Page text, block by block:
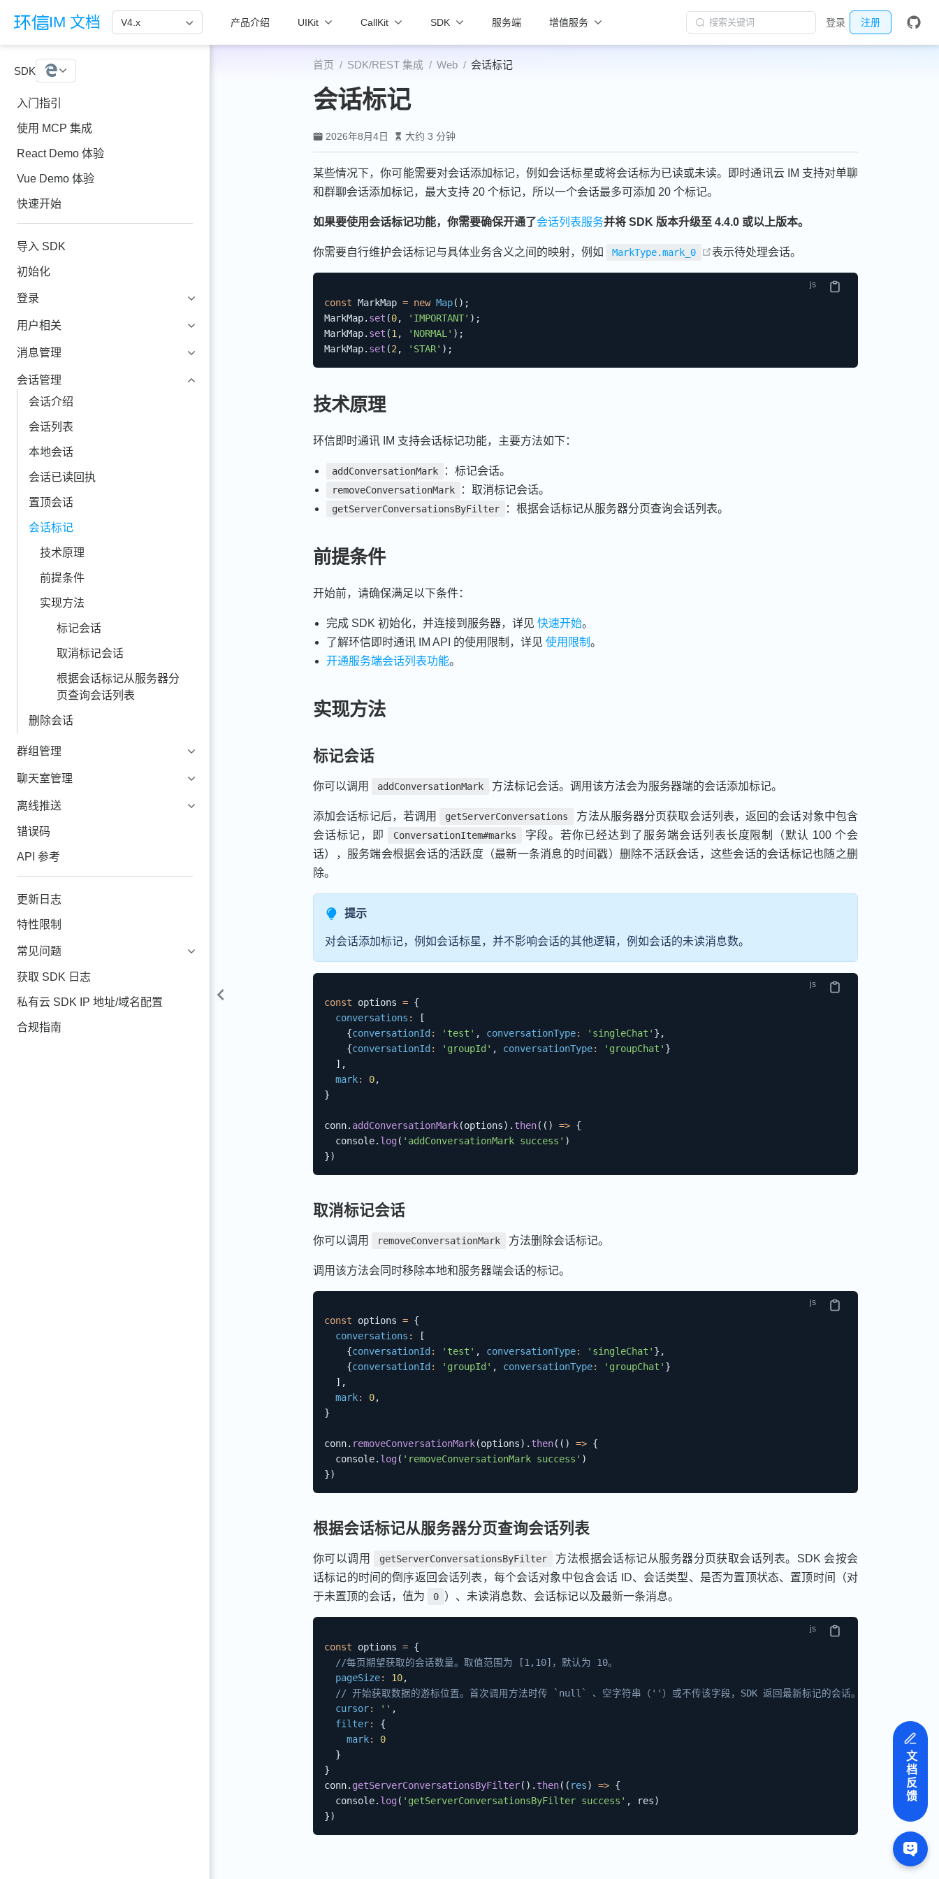
IM 文档 V4.x 产品介绍 UIKit CallKit SDK 服务端 增值服务 搜索关键词 登录 注册
SDK Web
入门指引
使用 MCP 集成
React Demo 体验
Vue Demo 体验
快速开始
导入 SDK
初始化
登录
用户相关
消息管理
会话管理
会话介绍
会话列表
本地会话
会话已读回执
置顶会话
会话标记
技术原理
前提条件
实现方法
标记会话
取消标记会话
根据会话标记从服务器分
页查询会话列表
删除会话
群组管理
聊天室管理
离线推送
错误码
API 参考
更新日志
特性限制
常见问题
获取 SDK 日志
私有云 SDK IP 地址/域名配置
合规指南
首页 SDK/REST 集成 Web 会话标记
会话标记
2026年8月4日 大约 3 分钟
某些情况下，你可能需要对会话添加标记，例如会话标星或将会话标为已读或未读。即时通讯云 IM 支持对单聊
和群聊会话添加标记，最大支持 20 个标记，所以一个会话最多可添加 20 个标记。
如果要使用会话标记功能，你需要确保开通了会话列表服务并将 SDK 版本升级至 4.4.0 或以上版本。
你需要自行维护会话标记与具体业务含义之间的映射，例如 MarkType.mark_0 open in new window
表示待处理会话。
const MarkMap = new Map( ) ;
MarkMap. set (0, 'IMPORTANT' ) ;
MarkMap. set (1 , 'NORMAL' ) ;
MarkMap. set (2 , 'STAR' ) ;
技术原理
环信即时通讯 IM 支持会话标记功能，主要方法如下：
addConversationMark ：标记会话。
removeConversationMark ：取消标记会话。
getServerConversationsByFilter ：根据会话标记从服务器分页查询会话列表。
前提条件
开始前，请确保满足以下条件：
完成 SDK 初始化，并连接到服务器，详见快速开始。
了解环信即时通讯 IM API 的使用限制，详见使用限制。
开通服务端会话列表功能。
实现方法
标记会话
你可以调用 addConversationMark 方法标记会话。调用该方法会为服务器端的会话添加标记。
添加会话标记后，若调用 getServerConversations
方法从服务器分页获取会话列表，返回的会话对象中包含
会话标记，即
ConversationItem#marks
字段。若你已经达到了服务端会话列表长度限制（默认 100 个会
话），服务端会根据会话的活跃度（最新一条消息的时间戳）删除不活跃会话，这些会话的会话标记也随之删
除。
提示
对会话添加标记，例如会话标星，并不影响会话的其他逻辑，例如会话的未读消息数。
const options = {
conversations :
[
{conversationId : 'test' , conversationType: 'singleChat' } ,
{conversationId : 'groupId' , conversationType: 'groupChat' }
] ,
mark: 0,
}
conn. addConversationMark(options) . then( ( ) => {
  console
. log( 'addConversationMark success' )
})
取消标记会话
你可以调用 removeConversationMark 方法删除会话标记。
调用该方法会同时移除本地和服务器端会话的标记。
const options = {
conversations :
[
{conversationId : 'test' , conversationType: 'singleChat' } ,
{conversationId : 'groupId' , conversationType: 'groupChat' }
] ,
mark: 0,
}
conn. removeConversationMark(options) . then( ( ) => {
  console
. log( 'removeConversationMark success' )
})
根据会话标记从服务器分页查询会话列表
你可以调用 getServerConversationsByFilter
方法根据会话标记从服务器分页获取会话列表。SDK 会按会
话标记的时间的倒序返回会话列表，每个会话对象中包含会话 ID、会话类型、是否为置顶状态、置顶时间（对
于未置顶的会话，值为
0 ）、未读消息数、会话标记以及最新一条消息。
const options = {
//每页期望获取的会话数量。取值范围为 [1,10]，默认为 10。
pageSize: 10,
// 开始获取数据的游标位置。首次调用方法时传 `null` 、空字符串（''）或不传该字段，SDK 返回最新标记的会话。后续调用传
cursor: '' ,
filter:
{
mark:
0
}
}
conn. getServerConversationsByFilter( ) . then( ( res) => {
  console
. log( 'getServerConversationsByFilter success' , res)
})
文档反馈